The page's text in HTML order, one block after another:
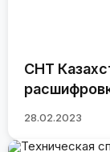
СНТ
28.02.2023